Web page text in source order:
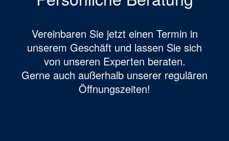
Vereinbaren Sie jetzt einen Termin in
unserem Geschäft und lassen Sie sich
von unseren Experten beraten.
Gerne auch außerhalb unserer regulären
Öffnungszeiten!